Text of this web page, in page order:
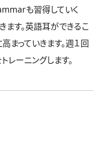
も習得していく
す。英語耳ができるこ
まっていきます。週１回
レーニングします。